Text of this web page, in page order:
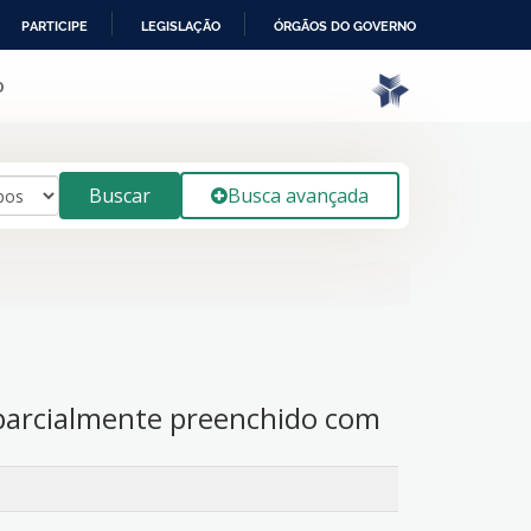
PARTICIPE LEGISLAÇÃO ÓRGÃOS DO GOVERNO
Buscar Busca avançada
preenchido com